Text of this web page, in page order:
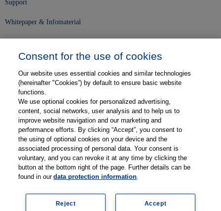
Support
Whitepaper & Infomaterial
Karriere
Kontakt
Web-Semniare
Anwenderberichte
Partner
Consent for the use of cookies
Our website uses essential cookies and similar technologies
(hereinafter "Cookies”) by default to ensure basic website
functions.
We use optional cookies for personalized advertising,
content, social networks, user analysis and to help us to
improve website navigation and our marketing and
performance efforts. By clicking “Accept”, you consent to
the using of optional cookies on your device and the
associated processing of personal data. Your consent is
voluntary, and you can revoke it at any time by clicking the
button at the bottom right of the page. Further details can be
found in ourdata protection information.
Accept
Reject